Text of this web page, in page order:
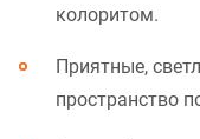
колоритом.
Приятные,
пространство